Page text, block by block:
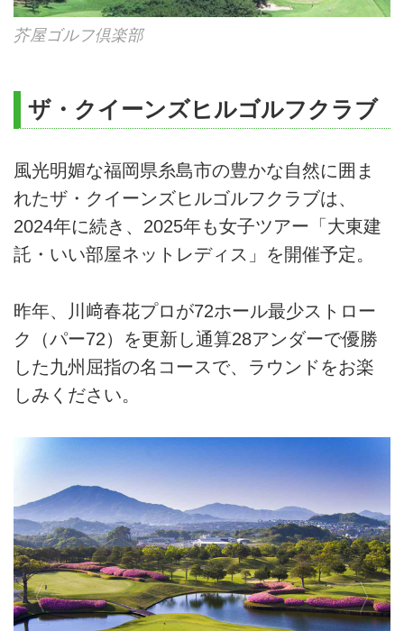
芥屋ゴルフ倶楽部
ザ・クイーンズヒルゴルフクラブ
風光明媚な福岡県糸島市の豊かな自然に囲ま
れたザ・クイーンズヒルゴルフクラブは、
2024年に続き、2025年も女子ツアー「大東建
託・いい部屋ネットレディス」を開催予定。
昨年、川﨑春花プロが72ホール最少ストロー
ク（パー72）を更新し通算28アンダーで優勝
した九州屈指の名コースで、ラウンドをお楽
しみください。